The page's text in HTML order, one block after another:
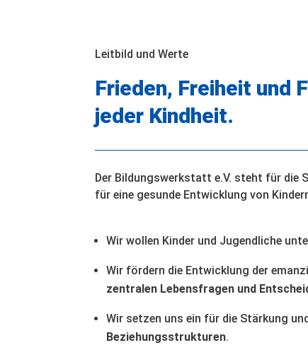
Leitbild und Werte
Frieden, Freiheit und
jeder Kindheit.
Der Bildungswerkstatt e.V. steht für die
für eine gesunde Entwicklung von
Wir wollen Kinder und Jugendliche
Wir fördern die Entwicklung der
zentralen Lebensfragen und
Wir setzen uns ein für die Stärkung
Beziehungsstrukturen.